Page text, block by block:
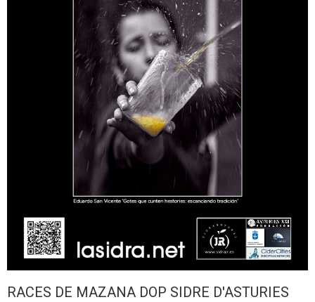
RACES DE MAZANA DOP SIDRE D'ASTURIES